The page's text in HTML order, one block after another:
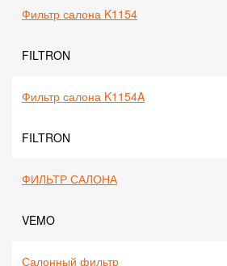
Фильтр салона K1154
FILTRON
Фильтр салона K1154A
FILTRON
ФИЛЬТР САЛОНА
VEMO
Салонный фильтр